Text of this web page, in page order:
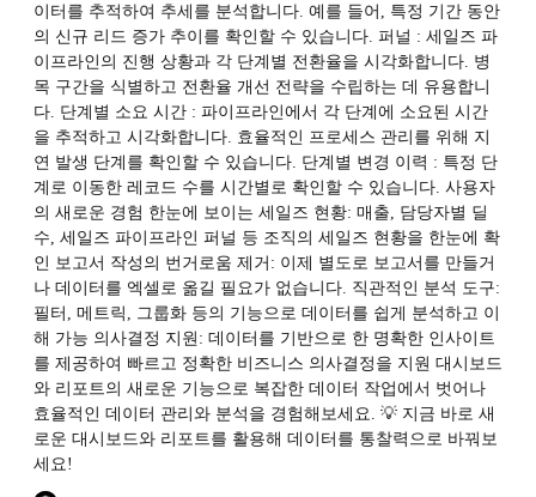
이터를 추적하여 추세를 분석합니다. 예를 들어, 특정 기간 동안
의 신규 리드 증가 추이를 확인할 수 있습니다. 퍼널 : 세일즈 파
이프라인의 진행 상황과 각 단계별 전환율을 시각화합니다. 병
목 구간을 식별하고 전환율 개선 전략을 수립하는 데 유용합니
다. 단계별 소요 시간 : 파이프라인에서 각 단계에 소요된 시간
을 추적하고 시각화합니다. 효율적인 프로세스 관리를 위해 지
연 발생 단계를 확인할 수 있습니다. 단계별 변경 이력 : 특정 단
계로 이동한 레코드 수를 시간별로 확인할 수 있습니다. 사용자
의 새로운 경험 한눈에 보이는 세일즈 현황: 매출, 담당자별 딜
수, 세일즈 파이프라인 퍼널 등 조직의 세일즈 현황을 한눈에 확
인 보고서 작성의 번거로움 제거: 이제 별도로 보고서를 만들거
나 데이터를 엑셀로 옮길 필요가 없습니다. 직관적인 분석 도구:
필터, 메트릭, 그룹화 등의 기능으로 데이터를 쉽게 분석하고 이
해 가능 의사결정 지원: 데이터를 기반으로 한 명확한 인사이트
를 제공하여 빠르고 정확한 비즈니스 의사결정을 지원 대시보드
와 리포트의 새로운 기능으로 복잡한 데이터 작업에서 벗어나
효율적인 데이터 관리와 분석을 경험해보세요. 💡 지금 바로 새
로운 대시보드와 리포트를 활용해 데이터를 통찰력으로 바꿔보
세요!